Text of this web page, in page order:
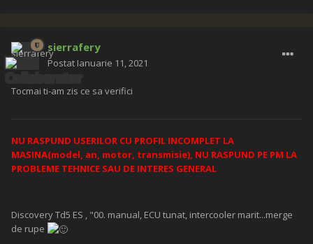
sierrafery
Postat Ianuarie 11, 2021
Tocmai ti-am zis ce sa verifici
NU RASPUND USERILOR CU PROFIL INCOMPLET LA
MASINA(model, an, motor, transmisie), NU RASPUND PE PM LA
PROBLEME TEHNICE SAU DE INTERES GENERAL
Discovery Td5 ES , "00. manual, ECU tunat, intercooler marit...merge
de rupe